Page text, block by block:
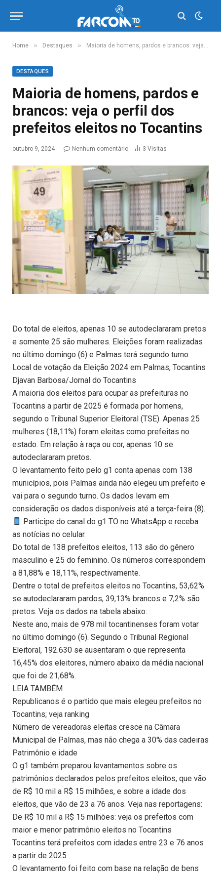
Home » Destaques » Maioria de homens, pardos e brancos: veja o perfil dos prefeitos eleitos no Tocantins
DESTAQUES
Maioria de homens, pardos e
brancos: veja o perfil dos
prefeitos eleitos no Tocantins
outubro 9, 2024 Nenhum comentário 3 Visitas
Do total de eleitos, apenas 10 se autodeclararam pretos
e somente 25 são mulheres. Eleições foram realizadas
no último domingo (6) e Palmas terá segundo turno.
Local de votação da Eleição 2024 em Palmas, Tocantins
Djavan Barbosa/Jornal do Tocantins
A maioria dos eleitos para ocupar as prefeituras no
Tocantins a partir de 2025 é formada por homens,
segundo o Tribunal Superior Eleitoral (TSE). Apenas 25
mulheres (18,11%) foram eleitas como prefeitas no
estado. Em relação à raça ou cor, apenas 10 se
autodeclararam pretos.
O levantamento feito pelo g1 conta apenas com 138
municípios, pois Palmas ainda não elegeu um prefeito e
vai para o segundo turno. Os dados levam em
consideração os dados disponíveis até a terça-feira (8).
Participe do canal do g1 TO no WhatsApp e receba
as notícias no celular.
Do total de 138 prefeitos eleitos, 113 são do gênero
masculino e 25 do feminino. Os números correspondem
a 81,88% e 18,11%, respectivamente.
Dentre o total de prefeitos eleitos no Tocantins, 53,62%
se autodeclararam pardos, 39,13% brancos e 7,2% são
pretos. Veja os dados na tabela abaixo:
Neste ano, mais de 978 mil tocantinenses foram votar
no último domingo (6). Segundo o Tribunal Regional
Eleitoral, 192.630 se ausentaram o que representa
16,45% dos eleitores, número abaixo da média nacional
que foi de 21,68%.
LEIA TAMBÉM
Republicanos é o partido que mais elegeu prefeitos no
Tocantins; veja ranking
Número de vereadoras eleitas cresce na Câmara
Municipal de Palmas, mas não chega a 30% das cadeiras
Patrimônio e idade
O g1 também preparou levantamentos sobre os
patrimônios declarados pelos prefeitos eleitos, que vão
de R$ 10 mil a R$ 15 milhões, e sobre a idade dos
eleitos, que vão de 23 a 76 anos. Veja nas reportagens:
De R$ 10 mil a R$ 15 milhões: veja os prefeitos com
maior e menor patrimônio eleitos no Tocantins
Tocantins terá prefeitos com idades entre 23 e 76 anos
a partir de 2025
O levantamento foi feito com base na relação de bens